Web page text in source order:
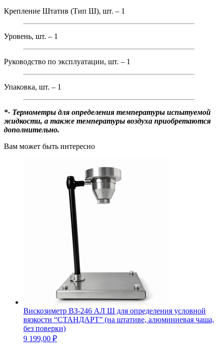
Крепление Штатив (Тип Ш), шт. – 1
Уровень, шт. – 1
Руководство по эксплуатации, шт. – 1
Упаковка, шт. – 1
*- Термометры для определения температуры испытуемой
жидкости, а также температуры воздуха приобретаются
дополнительно.
Вам может быть интересно
Вискозиметр ВЗ-246 АЛ Ш для определения условной
вязкости “СТАНДАРТ” (на штативе, алюминиевая чаша,
без поверки)
9 199,00 ₽